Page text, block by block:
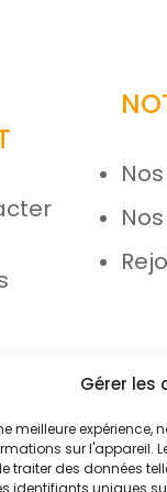
Gérer les
meilleure expérience,
sur l'appareil.
traiter des données
identifiants uniques